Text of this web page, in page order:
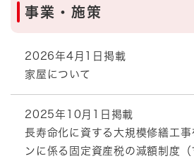
事業・施策
2026年4月1日掲載
家屋について
2025年10月1日掲載
長寿命化に資する大規模修繕工事
ンに係る固定資産税の減額制度